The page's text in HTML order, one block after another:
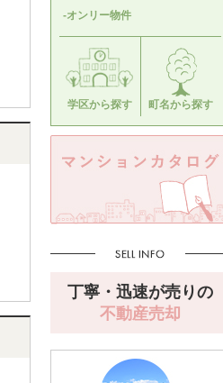
-オンリー物件
学区から探す 町名から探す
丁寧・迅速が売りの
不動産売却